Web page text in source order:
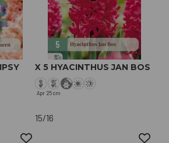
X 5 HYACINTHUS JAN BOS
Apr 25 cm
15/16